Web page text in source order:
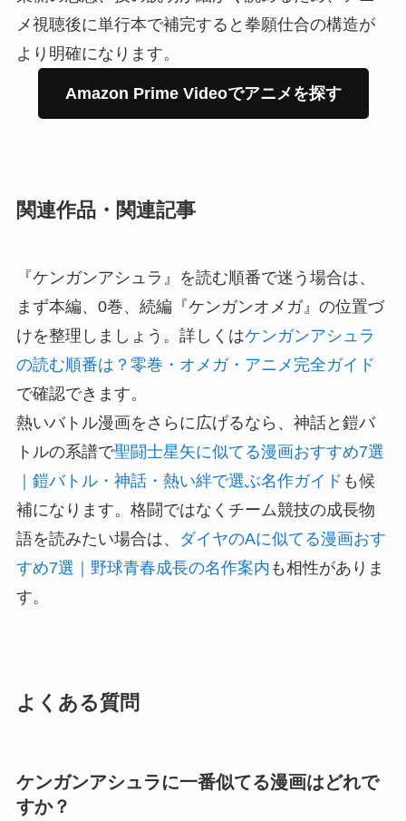
メ視聴後に単行本で補完すると拳願仕合の構造が
より明確になります。
Amazon Prime Videoでアニメを探す
関連作品・関連記事
『ケンガンアシュラ』を読む順番で迷う場合は、
まず本編、0巻、続編『ケンガンオメガ』の位置づ
けを整理しましょう。詳しくはケンガンアシュラ
の読む順番は？零巻・オメガ・アニメ完全ガイド
で確認できます。
熱いバトル漫画をさらに広げるなら、神話と鎧バ
トルの系譜で聖闘士星矢に似てる漫画おすすめ7選
｜鎧バトル・神話・熱い絆で選ぶ名作ガイド も候
補になります。格闘ではなくチーム競技の成長物
語を読みたい場合は、
ダイヤのAに似てる漫画おす
すめ7選｜野球青春成長の名作案内 も相性がありま
す。
よくある質問
ケンガンアシュラに一番似てる漫画はどれで
すか？